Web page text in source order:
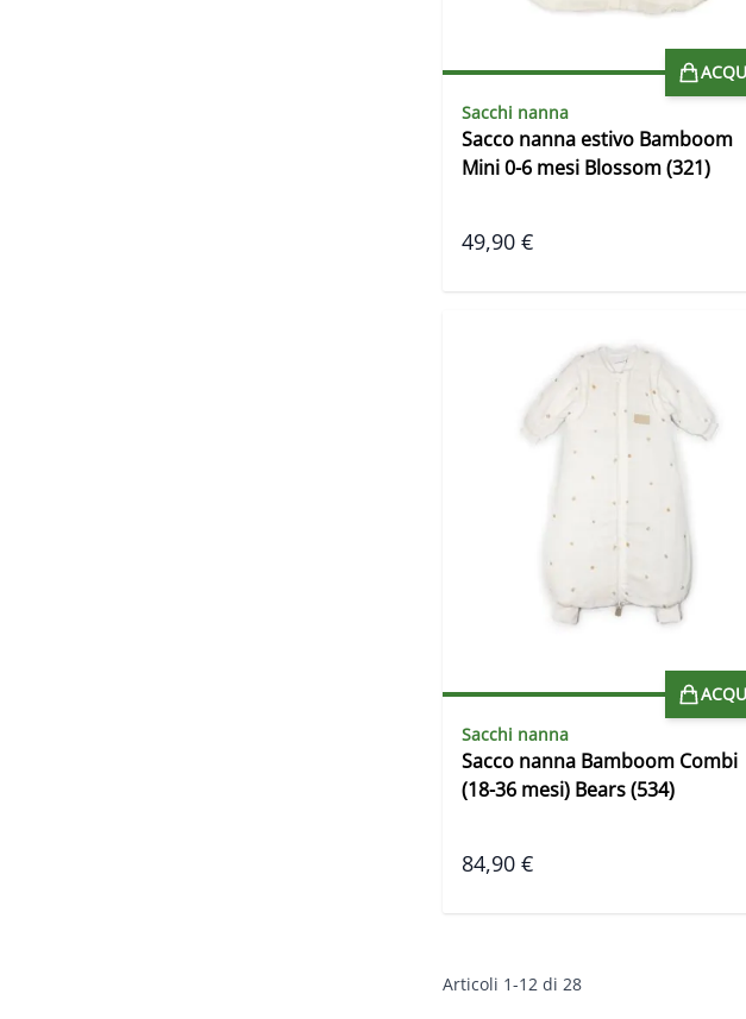
Sacchi nanna
Sacco nanna estivo Bamboom
Mini 0-6 mesi Blossom (321)
49,90 €
Sacchi nanna
Sacco nanna Bamboom Combi
(18-36 mesi) Bears (534)
84,90 €
Articoli 1-12 di 28